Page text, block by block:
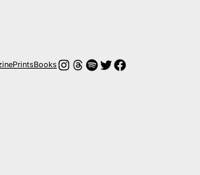
PrintsBooksInstagram
Hilos
Spotify
Twitter
Facebook